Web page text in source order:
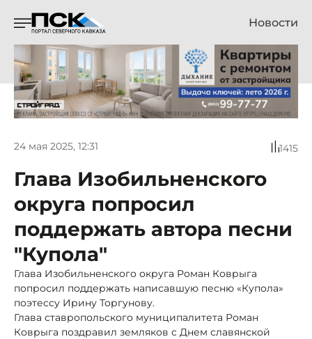
Новости
24 мая 2025, 12:31 1415
Глава Изобильненского
округа попросил
поддержать автора песни
"Купола"
Глава Изобильненского округа Роман Коврыга
попросил поддержать написавшую песню «Купола»
поэтессу Ирину Торгунову.
Глава ставропольского муниципалитета Роман
Коврыга поздравил земляков с Днем славянской